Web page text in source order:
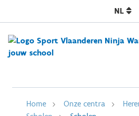
NL
Home Onze centra